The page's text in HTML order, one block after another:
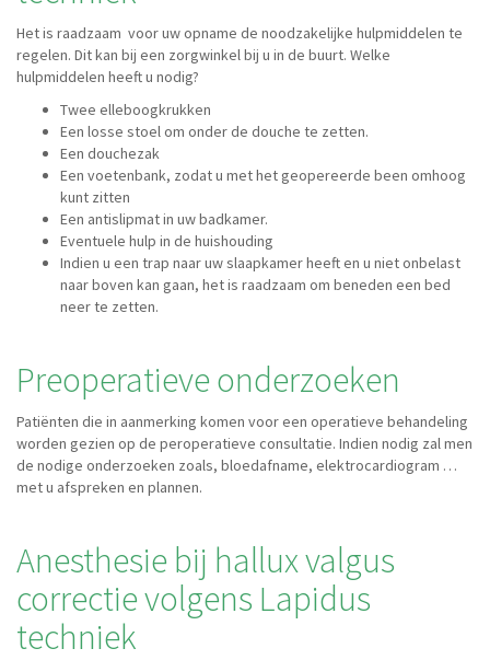
Het is raadzaam voor uw opname de noodzakelijke hulpmiddelen te
regelen. Dit kan bij een zorgwinkel bij u in de buurt. Welke
hulpmiddelen heeft u nodig?
Twee elleboogkrukken
Een losse stoel om onder de douche te zetten.
Een douchezak
Een voetenbank, zodat u met het geopereerde been omhoog
kunt zitten
Een antislipmat in uw badkamer.
Eventuele hulp in de huishouding
Indien u een trap naar uw slaapkamer heeft en u niet onbelast
naar boven kan gaan, het is raadzaam om beneden een bed
neer te zetten.
Preoperatieve onderzoeken
Patiënten die in aanmerking komen voor een operatieve behandeling
worden gezien op de peroperatieve consultatie. Indien nodig zal men
de nodige onderzoeken zoals, bloedafname, elektrocardiogram …
met u afspreken en plannen.
Anesthesie bij hallux valgus
correctie volgens Lapidus
techniek